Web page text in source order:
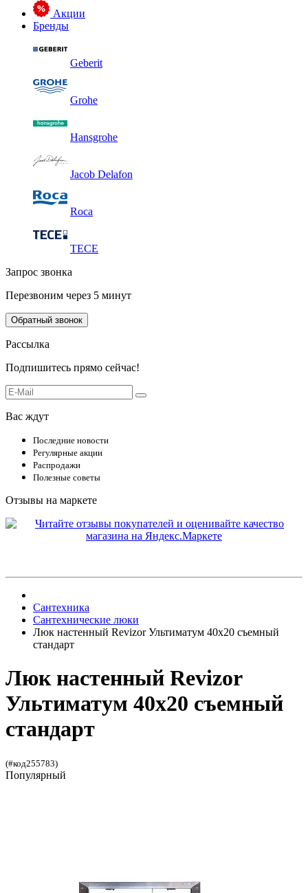
Акции
Бренды
Geberit
Grohe
Hansgrohe
Jacob Delafon
Roca
TECE
Запрос звонка
Перезвоним через 5 минут
Обратный звонок
Рассылка
Подпишитесь прямо сейчас!
Вас ждут
Последние новости
Регулярные акции
Распродажи
Полезные советы
Отзывы на маркете
Сантехника
Сантехнические люки
Люк настенный Revizor Ультиматум 40x20 съемный
стандарт
Люк настенный Revizor
Ультиматум 40x20 съемный
стандарт
(#код255783)
Популярный